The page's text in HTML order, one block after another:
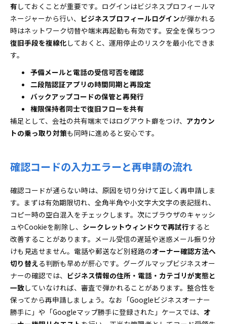
有 しておくことが重要です。ログインはビジネスプロフィールマ
ネージャーから行い、 ビジネスプロフィールログインが弾かれる
時はネットワーク切替や端末再起動も有効です。安全を保ちつつ
復旧手段を複線化 しておくと、運用停止のリスクを最小化できま
す。
予備メールと電話の受信可否を確認
二段階認証アプリの時間同期と再設定
バックアップコードの保管と再発行
権限保持者同士で復旧フローを共有
補足として、会社の共有端末ではログアウト癖をつけ、 アカウン
トの乗っ取り対策も同時に進めると安心です。
確認コードの入力エラーと再申請の流れ
確認コードが通らない時は、原因を切り分けて正しく再申請しま
す。まずは有効期限切れ、全角半角や小文字大文字の表記揺れ、
コピー時の空白混入をチェックします。次にブラウザのキャッシ
ュやCookieを削除し、 シークレットウィンドウで再試行すると
改善することがあります。メール受信の遅延や迷惑メール振り分
けも見逃せません。電話や郵送など別経路のオーナー確認方法へ
切り替える判断も早めが肝心です。グーグルマップビジネスオー
ナーの確認では、 ビジネス情報の住所・電話・カテゴリが実態と
一致していなければ、審査で弾かれることがあります。整合性を
保ってから再申請しましょう。なお「Googleビジネスオーナー
勝手に」や「Googleマップ勝手に登録された」ケースでは、 オ